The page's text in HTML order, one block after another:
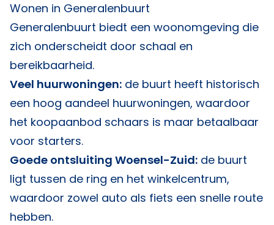
Wonen in Generalenbuurt
Generalenbuurt biedt een woonomgeving die
zich onderscheidt door schaal en
bereikbaarheid.
Veel huurwoningen: de buurt heeft historisch
een hoog aandeel huurwoningen, waardoor
het koopaanbod schaars is maar betaalbaar
voor starters.
Goede ontsluiting Woensel-Zuid: de buurt
ligt tussen de ring en het winkelcentrum,
waardoor zowel auto als fiets een snelle route
hebben.